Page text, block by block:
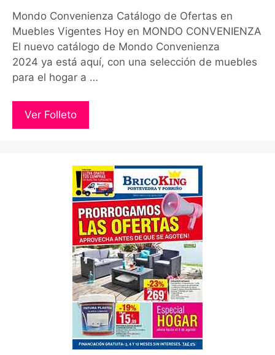
Mondo Convenienza Catálogo de Ofertas en
Muebles Vigentes Hoy en MONDO CONVENIENZA
El nuevo catálogo de Mondo Convenienza
2024 ya está aquí, con una selección de muebles
para el hogar a …
Ver Folleto